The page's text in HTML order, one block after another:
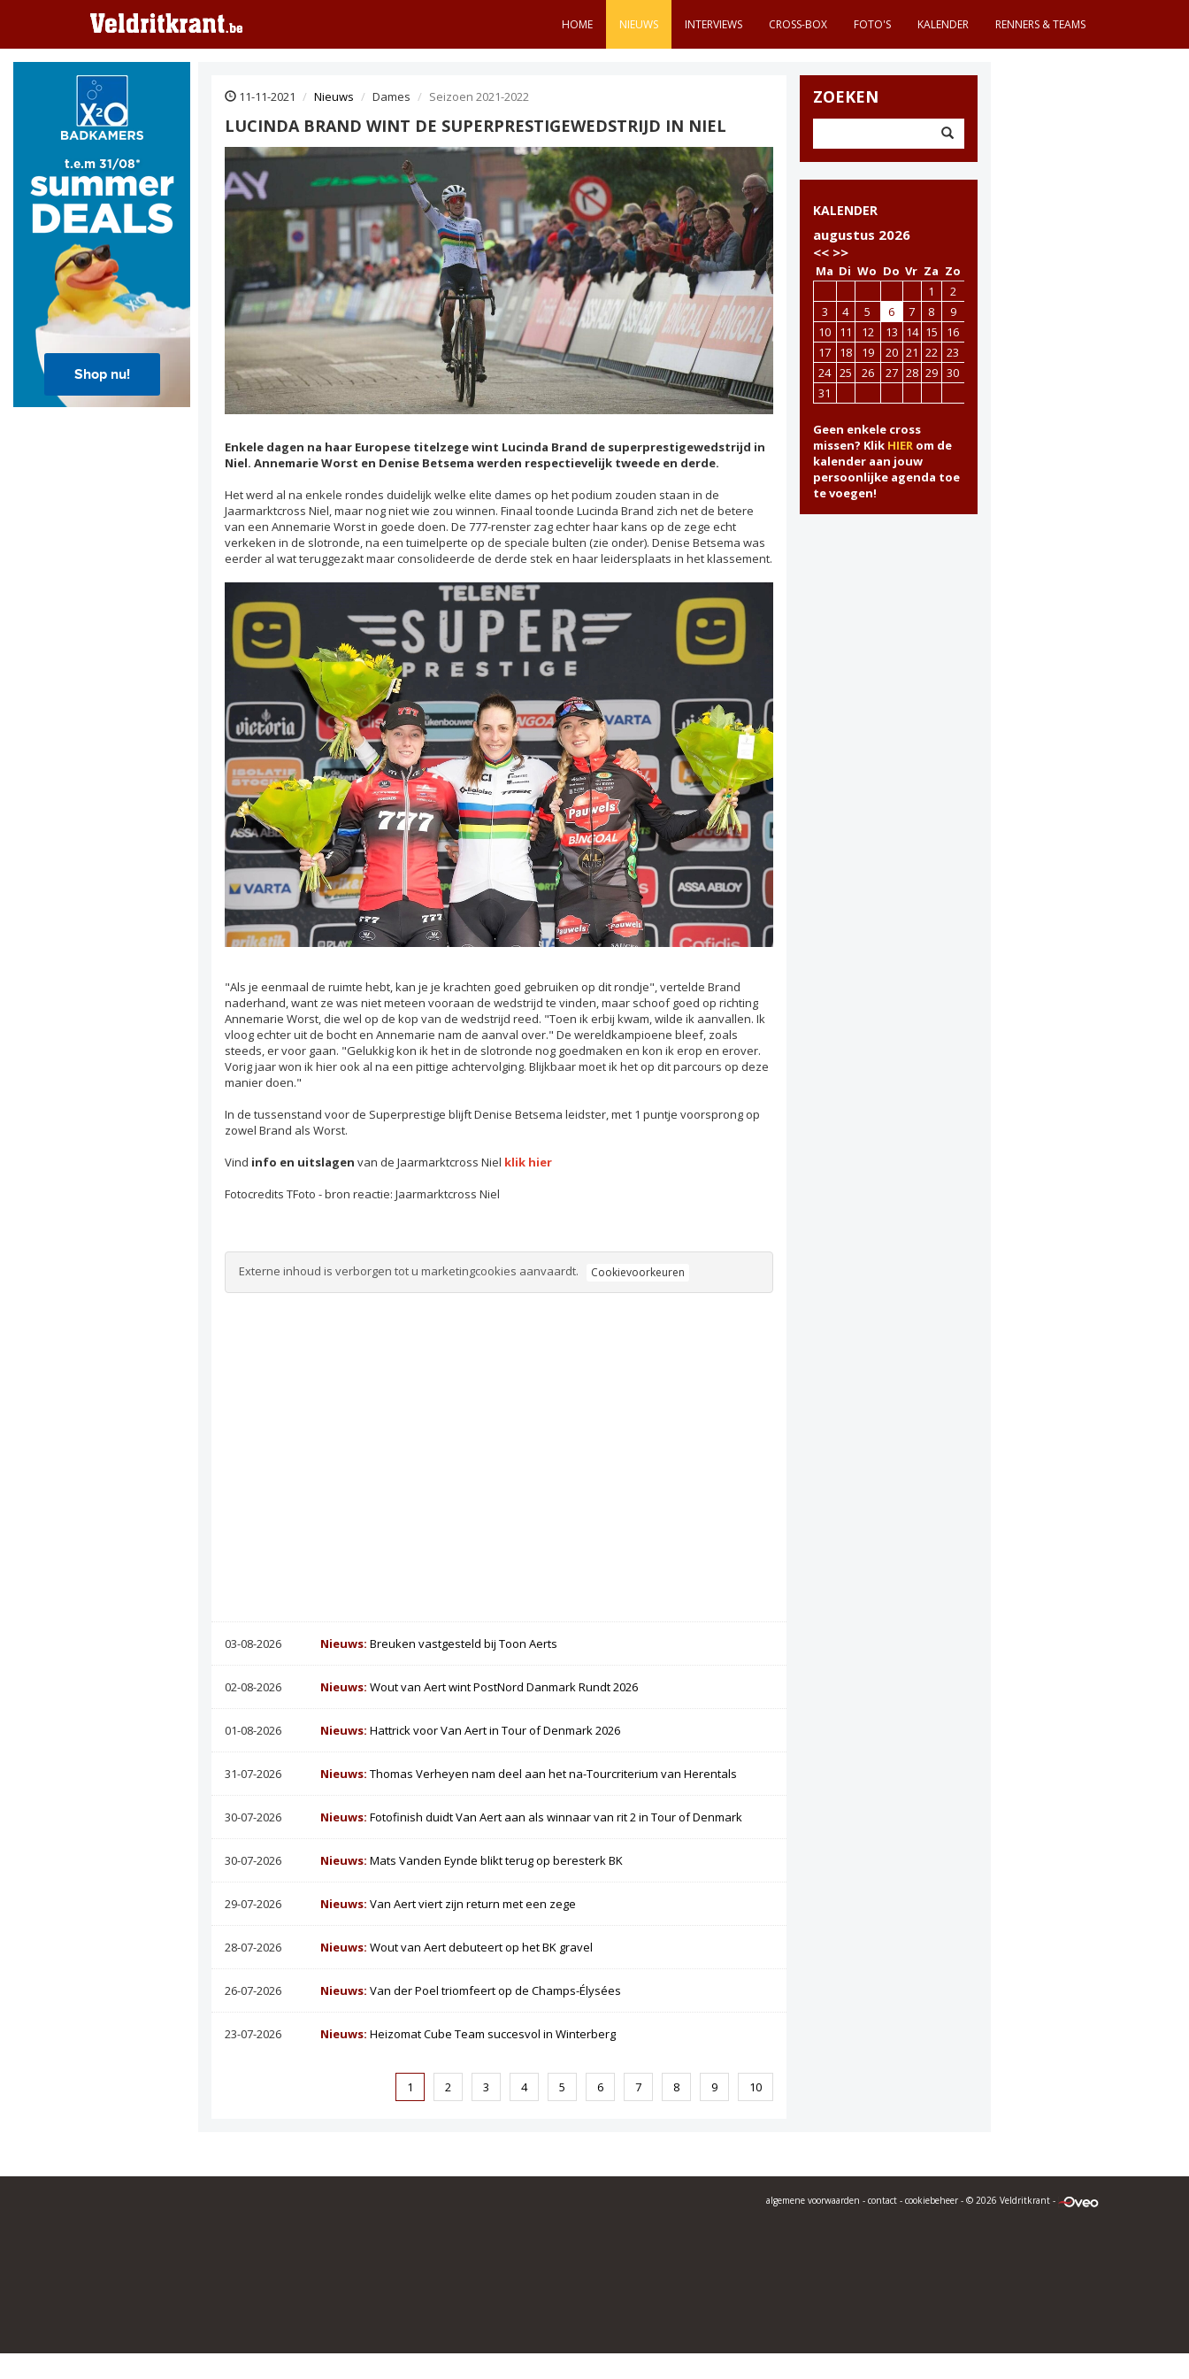
HOME NIEUWS INTERVIEWS CROSS-BOX FOTO'S KALENDER RENNERS & TEAMS
11-11-2021 Nieuws Dames Seizoen 2021-2022
LUCINDA BRAND WINT DE SUPERPRESTIGEWEDSTRIJD IN NIEL
Enkele dagen na haar Europese titelzege wint Lucinda Brand de superprestigewedstrijd in
Niel. Annemarie Worst en Denise Betsema werden respectievelijk tweede en derde.
Het werd al na enkele rondes duidelijk welke elite dames op het podium zouden staan in de
Jaarmarktcross Niel, maar nog niet wie zou winnen. Finaal toonde Lucinda Brand zich net de betere
van een Annemarie Worst in goede doen. De 777-renster zag echter haar kans op de zege echt
verkeken in de slotronde, na een tuimelperte op de speciale bulten (zie onder). Denise Betsema was
eerder al wat teruggezakt maar consolideerde de derde stek en haar leidersplaats in het klassement.
"Als je eenmaal de ruimte hebt, kan je je krachten goed gebruiken op dit rondje", vertelde Brand
naderhand, want ze was niet meteen vooraan de wedstrijd te vinden, maar schoof goed op richting
Annemarie Worst, die wel op de kop van de wedstrijd reed. "Toen ik erbij kwam, wilde ik aanvallen. Ik
vloog echter uit de bocht en Annemarie nam de aanval over." De wereldkampioene bleef, zoals
steeds, er voor gaan. "Gelukkig kon ik het in de slotronde nog goedmaken en kon ik erop en erover.
Vorig jaar won ik hier ook al na een pittige achtervolging. Blijkbaar moet ik het op dit parcours op deze
manier doen."
In de tussenstand voor de Superprestige blijft Denise Betsema leidster, met 1 puntje voorsprong op
zowel Brand als Worst.
Vind info en uitslagen van de Jaarmarktcross Niel klik hier
Fotocredits TFoto - bron reactie: Jaarmarktcross Niel
Externe inhoud is verborgen tot u marketingcookies aanvaardt. Cookievoorkeuren
03-08-2026 Nieuws:Breuken vastgesteld bij Toon Aerts
02-08-2026 Nieuws:Wout van Aert wint PostNord Danmark Rundt 2026
01-08-2026 Nieuws:Hattrick voor Van Aert in Tour of Denmark 2026
31-07-2026 Nieuws:Thomas Verheyen nam deel aan het na-Tourcriterium van Herentals
30-07-2026 Nieuws:Fotofinish duidt Van Aert aan als winnaar van rit 2 in Tour of Denmark
30-07-2026 Nieuws:Mats Vanden Eynde blikt terug op beresterk BK
29-07-2026 Nieuws:Van Aert viert zijn return met een zege
28-07-2026 Nieuws:Wout van Aert debuteert op het BK gravel
26-07-2026 Nieuws:Van der Poel triomfeert op de Champs-Élysées
23-07-2026 Nieuws:Heizomat Cube Team succesvol in Winterberg
1 2 3 4 5 6 7 8 9 10
ZOEKEN
KALENDER
augustus 2026
<< >>
Ma Di Wo Do Vr Za Zo
1
2
3
4 5 6 7 8
9
10
11 12 13 14 15
16
17
18 19 20 21 22 23
24 25 26 27 28 29 30
31
Geen enkele cross
missen? Klik HIERom de
kalender aan jouw
persoonlijke agenda toe
te voegen!
algemene voorwaarden - contact - cookiebeheer - © 2026 Veldritkrant -